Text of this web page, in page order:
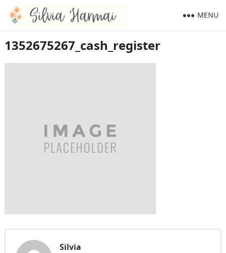
MENU
1352675267_cash_register
Silvia